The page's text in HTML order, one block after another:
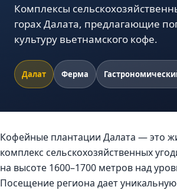
Комплексы
горах Далата, предлагающие
культуру вьетнамского кофе.
Далат Ферма
Кофейные плантации Далата — это
комплекс сельскохозяйственных
на высоте 1600–1700 метров над
Посещение региона дает